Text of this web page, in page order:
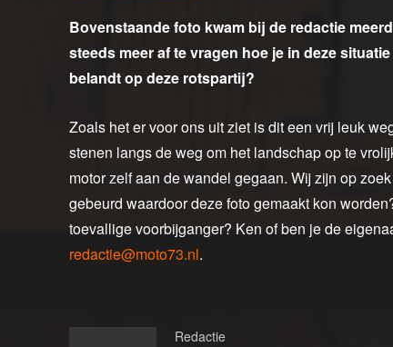
Bovenstaande foto kwam bij de redactie
steeds meer af te vragen hoe je in deze
belandt op deze rotspartij?
Zoals het er voor ons uit ziet is dit een vrij leuk
stenen langs de weg om het landschap op te
motor zelf aan de wandel gegaan. Wij zijn op
gebeurd waardoor deze foto gemaakt kon
toevallige voorbijganger? Ken of ben je de
redactie@moto73.nl.
Redactie